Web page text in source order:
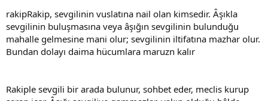
rakipRakip, sevgilinin vuslatına nail olan kimsedir. Âşıkla
sevgilinin buluşmasına veya âşığın sevgilinin bulunduğu
mahalle gelmesine mani olur; sevgilinin iltifatına mazhar olur.
Bundan dolayı daima hücumlara maruzn kalır
Rakiple sevgili bir arada bulunur, sohbet eder, meclis kurup